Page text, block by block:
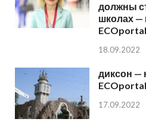
должны
школах —
ECOportal
18.09.2022
диксон —
ECOportal
17.09.2022